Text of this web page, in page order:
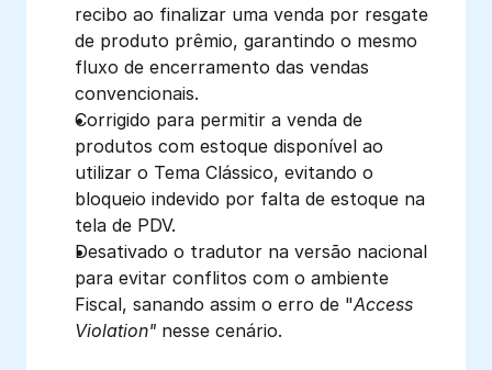
recibo ao finalizar uma venda por resgate
de produto prêmio, garantindo o mesmo
fluxo de encerramento das vendas
convencionais.
Corrigido para permitir a venda de
produtos com estoque disponível ao
utilizar o Tema Clássico, evitando o
bloqueio indevido por falta de estoque na
tela de PDV.
Desativado o tradutor na versão nacional
para evitar conflitos com o ambiente
Fiscal, sanando assim o erro de "Access
Violation" nesse cenário.